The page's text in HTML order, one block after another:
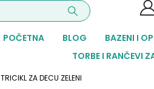
POČETNA BLOG BAZENI I
TORBE I RANČEVI
TRICIKL ZA DECU ZELENI